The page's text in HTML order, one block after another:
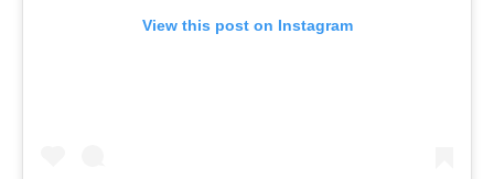
View this post on Instagram